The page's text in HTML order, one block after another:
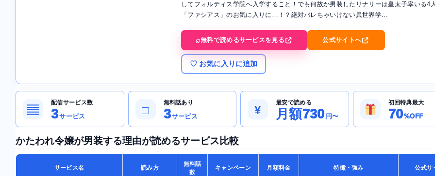
してフォルティス学院へ入学すること！でも何故か男装したリナリーは皇太子率いる4
「ファシアス」のお気に入りに…！？絶対バレちゃいけない異世界学...
無料で読めるサービスを見る 公式サイトへ
♡ お気に入りに追加
▤
配信サービス数
3サービス □
無料話あり
3サービス ¥
最安で読める
月額730 円〜
初回特典最大
70%OFF
かたわれ令嬢が男装する理由が読めるサービス比較
サービス名 読み方
無料話
数
キャンペーン 月額料金 特徴・強み 公式サ